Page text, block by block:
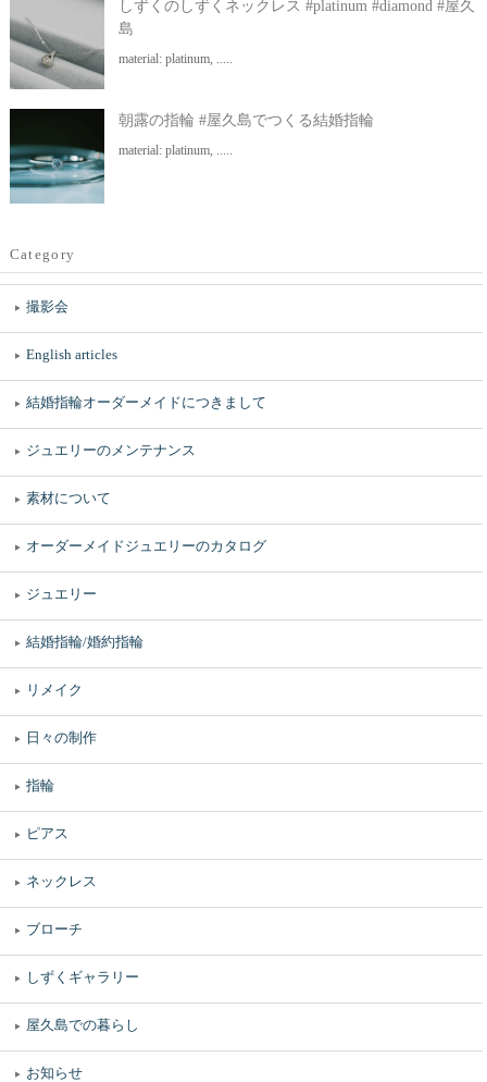
しずくのしずくネックレス #platinum #diamond #屋久
島
material: platinum, .....
朝露の指輪 #屋久島でつくる結婚指輪
material: platinum, .....
Category
撮影会
English articles
結婚指輪オーダーメイドにつきまして
ジュエリーのメンテナンス
素材について
オーダーメイドジュエリーのカタログ
ジュエリー
結婚指輪/婚約指輪
リメイク
日々の制作
指輪
ピアス
ネックレス
ブローチ
しずくギャラリー
屋久島での暮らし
お知らせ